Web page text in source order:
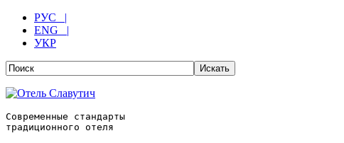
РУС |
ENG |
УКР
Современные стандарты
традиционного отеля